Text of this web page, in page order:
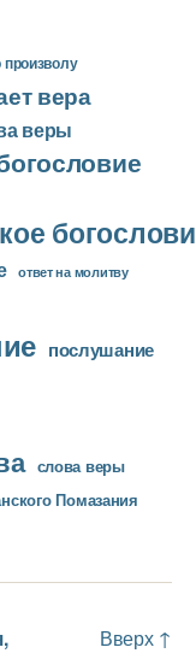
произволу
вера
веры
ответ на молитву
послушание
слова веры
Помазания
Вверх ↑